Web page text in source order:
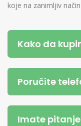
koje na zanimljiv
Kako da
Poručite
Imate